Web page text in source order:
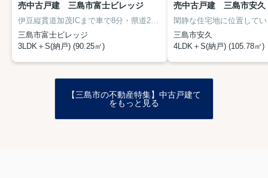
売中古戸建 三島市富士ビレッジ
伊豆縦貫道加茂ICまで車で8分・県道21号三島裾野線まで車で4分です。近くに谷田幸原線も走っています。多方面へのアクセス良好です。
三島市富士ビレッジ
3LDK＋S(納戸) (90.25㎡)
売中古戸建 三島市安久
閑静な住宅地に位置して
三島市安久
4LDK＋S(納戸) (105.78㎡)
【三島市の不動産特集】中古戸建て
をもっと見る